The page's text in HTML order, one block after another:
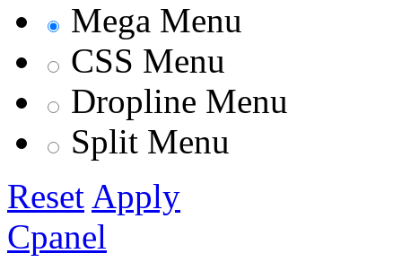
Mega Menu
CSS Menu
Dropline Menu
Split Menu
Reset Apply
Cpanel